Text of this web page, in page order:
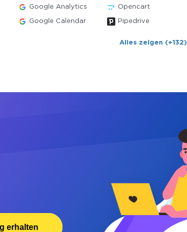
Google Analytics Opencart
Google Calendar Pipedrive
Alles zeigen (+132)
erhalten